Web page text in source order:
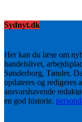
Sydnyt.dk
Her kan du læse om
handelslivet,
Sønderborg, Tønder,
opdateres og redigeres
ansvarshavende
en god historie.